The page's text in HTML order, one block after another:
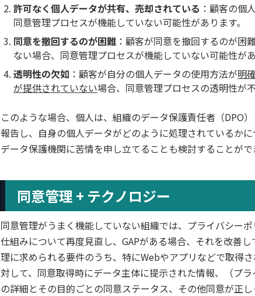
許可なく個人データが共有、売却されている ：顧客の個
同意管理プロセスが機能していない可能性があります。
同意を撤回するのが困難：顧客が同意を撤回するのが困
ない場合、同意管理プロセスが機能していない可能性があ
透明性の欠如 ：顧客が自分の個人データの使用方法が明
が提供されていない場合、同意管理プロセスの透明性が
このような場合、個人は、組織のデータ保護責任者（DPO
報告し、自身の個人データがどのように処理されているか
データ保護機関に苦情を申し立てることも検討することがで
同意管理 + テクノロジー
同意管理がうまく機能していない組織では、プライバシー
仕組みについて再度見直し、GAPがある場合、それを改善
理に求められる要件のうち、特にWebやアプリなどで取得
対して、同意取得時にデータ主体に提示された情報、（プ
の詳細とその目的ごとの同意ステータス、その他同意が正